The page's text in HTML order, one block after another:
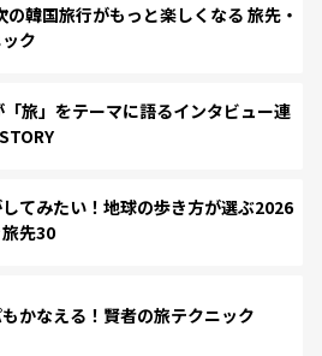
韓国旅行がもっと楽しくなる 旅先・
ク
旅」をテーマに語るインタビュー連
てみたい！地球の歩き方が選ぶ2026
先30
かなえる！賢者の旅テクニック